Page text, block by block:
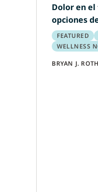
Dolor en el
opciones
FEATURED
WELLNESS
BRYAN J.